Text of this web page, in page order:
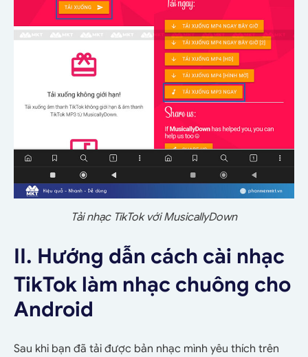
Tải nhạc TikTok với MusicallyDown
II. Hướng dẫn cách cài nhạc
TikTok làm nhạc chuông cho
Android
Sau khi bạn đã tải được bản nhạc mình yêu thích trên